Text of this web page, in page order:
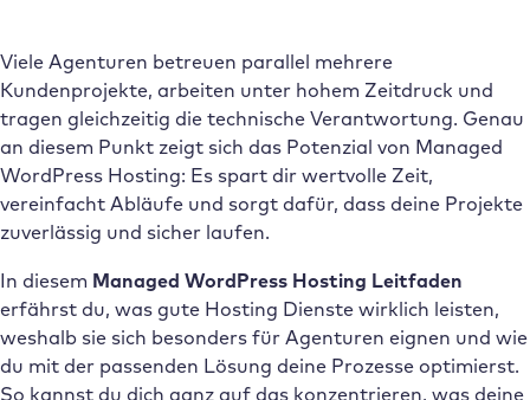
Viele Agenturen betreuen parallel mehrere
Kundenprojekte, arbeiten unter hohem Zeitdruck und
tragen gleichzeitig die technische Verantwortung. Genau
an diesem Punkt zeigt sich das Potenzial von Managed
WordPress Hosting: Es spart dir wertvolle Zeit,
vereinfacht Abläufe und sorgt dafür, dass deine Projekte
zuverlässig und sicher laufen.
In diesem Managed WordPress Hosting Leitfaden
erfährst du, was gute Hosting Dienste wirklich leisten,
weshalb sie sich besonders für Agenturen eignen und wie
du mit der passenden Lösung deine Prozesse optimierst.
So kannst du dich ganz auf das konzentrieren, was deine